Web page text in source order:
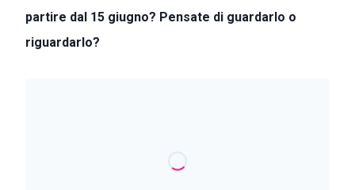
partire dal 15 giugno? Pensate di guardarlo o
riguardarlo?